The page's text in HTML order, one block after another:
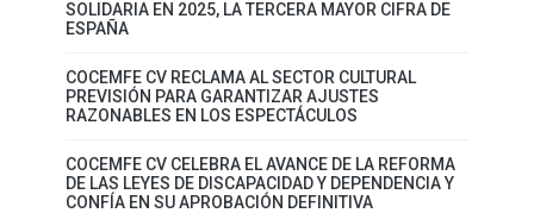
SOLIDARIA EN 2025, LA TERCERA MAYOR CIFRA DE
ESPAÑA
COCEMFE CV RECLAMA AL SECTOR CULTURAL
PREVISIÓN PARA GARANTIZAR AJUSTES
RAZONABLES EN LOS ESPECTÁCULOS
COCEMFE CV CELEBRA EL AVANCE DE LA REFORMA
DE LAS LEYES DE DISCAPACIDAD Y DEPENDENCIA Y
CONFÍA EN SU APROBACIÓN DEFINITIVA